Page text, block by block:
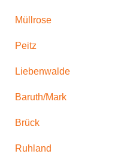
Müllrose
Peitz
Liebenwalde
Baruth/Mark
Brück
Ruhland